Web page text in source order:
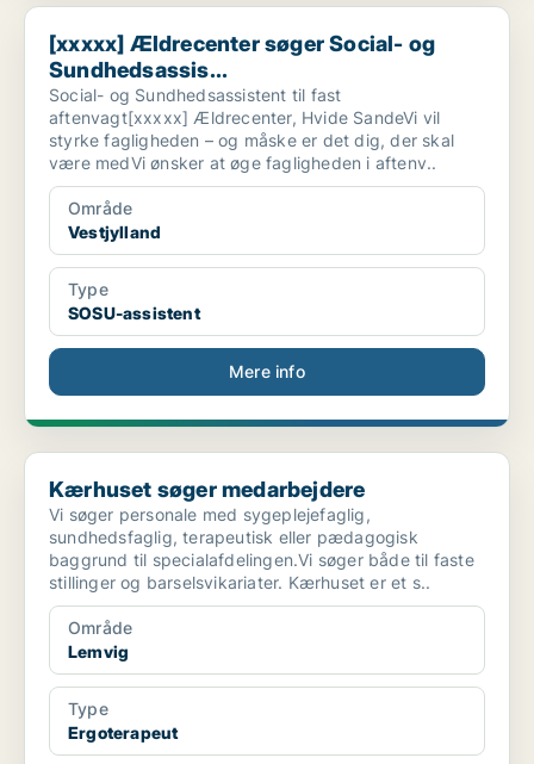
[xxxxx] Ældrecenter søger Social- og Sundhedsassis...
[xxxxx] Ældrecenter søger Social- og
Sundhedsassis...
Social- og Sundhedsassistent til fast
aftenvagt[xxxxx] Ældrecenter, Hvide SandeVi vil
styrke fagligheden – og måske er det dig, der skal
være medVi ønsker at øge fagligheden i aftenv..
Område
Vestjylland
Type
SOSU-assistent
Mere info
Kærhuset søger medarbejdere
Kærhuset søger medarbejdere
Vi søger personale med sygeplejefaglig,
sundhedsfaglig, terapeutisk eller pædagogisk
baggrund til specialafdelingen.Vi søger både til faste
stillinger og barselsvikariater. Kærhuset er et s..
Område
Lemvig
Type
Ergoterapeut